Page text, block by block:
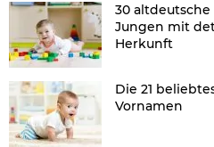
30
Jungen mit
Herkunft
Die 21
Vornamen